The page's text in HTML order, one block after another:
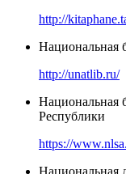
http://
Национальная
http://unatlib.ru/
Национальная
Республики
https://
Национальная